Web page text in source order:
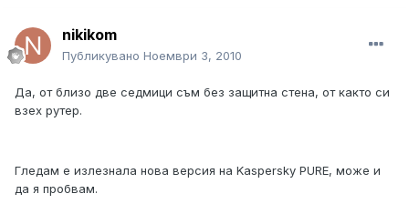
nikikom
Публикувано Ноември 3, 2010
Да, от близо две седмици съм без защитна стена, от както си
взех рутер.
Гледам е излезнала нова версия на Kaspersky PURE, може и
да я пробвам.